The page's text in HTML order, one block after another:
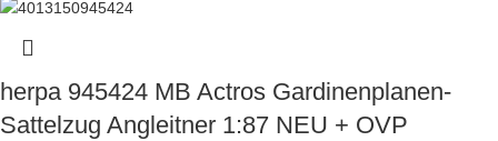
herpa 945424 MB Actros Gardinenplanen-
Sattelzug Angleitner 1:87 NEU + OVP